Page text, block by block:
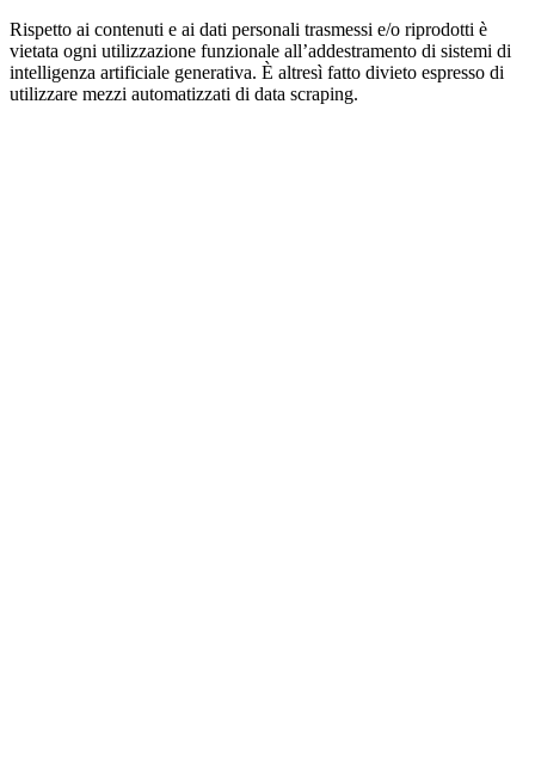
Rispetto ai contenuti e ai dati personali trasmessi e/o riprodotti è
vietata ogni utilizzazione funzionale all’addestramento di sistemi di
intelligenza artificiale generativa. È altresì fatto divieto espresso di
utilizzare mezzi automatizzati di data scraping.